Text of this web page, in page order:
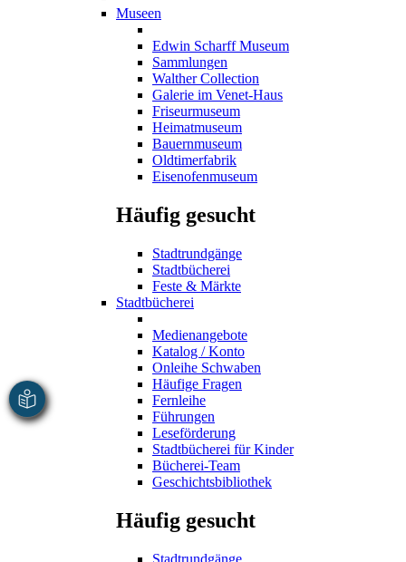
Museen
Edwin Scharff Museum
Sammlungen
Walther Collection
Galerie im Venet-Haus
Friseurmuseum
Heimatmuseum
Bauernmuseum
Oldtimerfabrik
Eisenofenmuseum
Häufig gesucht
Stadtrundgänge
Stadtbücherei
Feste & Märkte
Stadtbücherei
Medienangebote
Katalog / Konto
Onleihe Schwaben
Häufige Fragen
Fernleihe
Führungen
Leseförderung
Stadtbücherei für Kinder
Bücherei-Team
Geschichtsbibliothek
Häufig gesucht
Stadtrundgänge